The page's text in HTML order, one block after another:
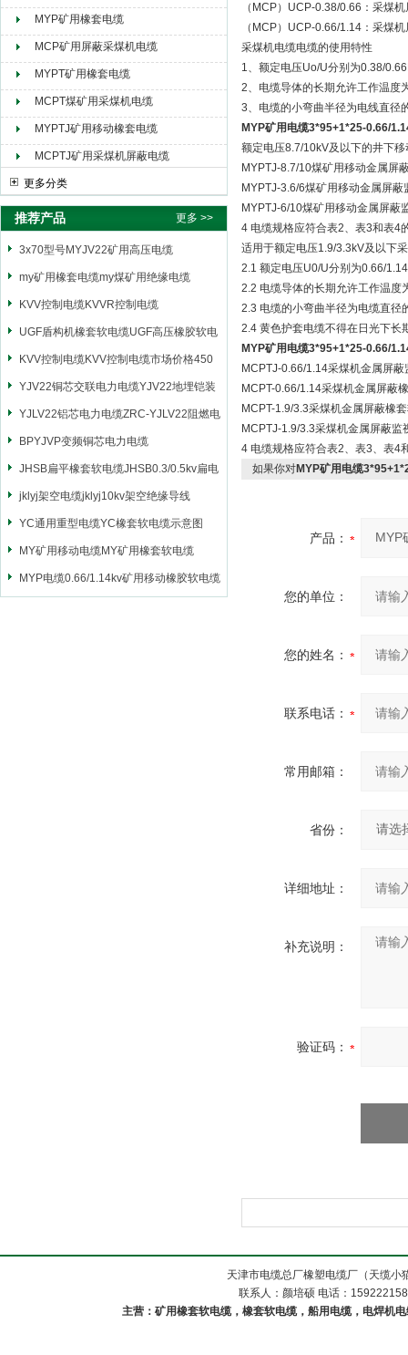
MYP矿用橡套电缆
MCP矿用屏蔽采煤机电缆
MYPT矿用橡套电缆
MCPT煤矿用采煤机电缆
MYPTJ矿用移动橡套电缆
MCPTJ矿用采煤机屏蔽电缆
更多分类
推荐产品 更多 >>
3x70型号MYJV22矿用高压电缆
my矿用橡套电缆my煤矿用绝缘电缆
KVV控制电缆KVVR控制电缆
UGF盾构机橡套软电缆UGF高压橡胶软电
缆
KVV控制电缆KVV控制电缆市场价格450
YJV22铜芯交联电力电缆YJV22地埋铠装
电源电缆
YJLV22铝芯电力电缆ZRC-YJLV22阻燃电
力电缆
BPYJVP变频铜芯电力电缆
JHSB扁平橡套软电缆JHSB0.3/0.5kv扁电
缆
jklyj架空电缆jklyj10kv架空绝缘导线
YC通用重型电缆YC橡套软电缆示意图
MY矿用移动电缆MY矿用橡套软电缆
MYP电缆0.66/1.14kv矿用移动橡胶软电缆
（MCP）UCP-0.38/0.66：采煤
（MCP）UCP-0.66/1.14：采煤
采煤机电缆电缆的使用特性
1、额定电压Uo/U分别为0.38/
2、电缆导体的长期允许工作温度
3、电缆的小弯曲半径为电线直径
MYP矿用电缆3*95+1*25-0.66/
额定电压8.7/10kV及以下的井下
MYPTJ-8.7/10煤矿用移动金属屏
MYPTJ-3.6/6煤矿用移动金属屏蔽
MYPTJ-6/10煤矿用移动金属屏蔽
4 电缆规格应符合表2、表3和表4
适用于额定电压1.9/3.3kV及以下
2.1 额定电压U0/U分别为0.66/
2.2 电缆导体的长期允许工作温度
2.3 电缆的小弯曲半径为电缆直径
2.4 黄色护套电缆不得在日光下长
MYP矿用电缆3*95+1*25-0.66/
MCPTJ-0.66/1.14采煤机金属屏
MCPT-0.66/1.14采煤机金属屏蔽
MCPT-1.9/3.3采煤机金属屏蔽橡
MCPTJ-1.9/3.3采煤机金属屏蔽
4 电缆规格应符合表2、表3、表4
如果你对MYP矿用电缆
产品：
您的单位：
您的姓名：
联系电话：
常用邮箱：
省份：
详细地址：
补充说明：
验证码：
天津市电缆总厂橡塑电缆厂（天缆
联系人：颜培硕 电话：
主营：矿用橡套软电缆，橡套软电缆，船用电缆，电焊机